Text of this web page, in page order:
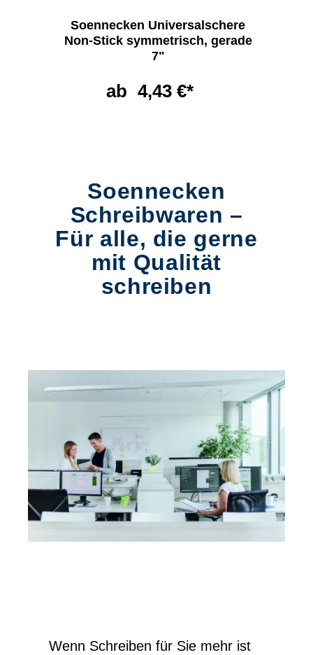
Soennecken Universalschere
Non-Stick symmetrisch, gerade
7"
ab 4,43 €*
Soennecken
Schreibwaren –
Für alle, die gerne
mit Qualität
schreiben
Wenn Schreiben für Sie mehr ist